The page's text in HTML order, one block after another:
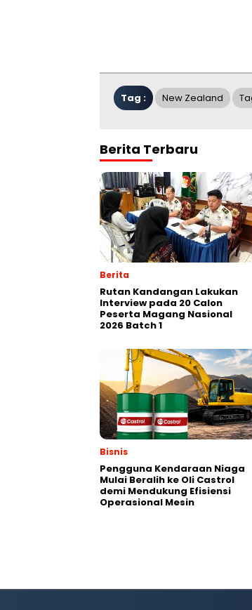
Tag : New Zealand
Berita Terbaru
Berita
Rutan Kandangan Lakukan
Interview pada 20 Calon
Peserta Magang Nasional
2026 Batch 1
Bisnis
Pengguna Kendaraan Niaga
Mulai Beralih ke Oli Castrol
demi Mendukung Efisiensi
Operasional Mesin